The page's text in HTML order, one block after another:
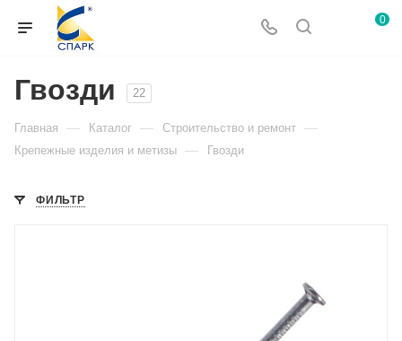
0
Гвозди 22
Главная — Каталог — Строительство и ремонт —
Крепежные изделия и метизы — Гвозди
ФИЛЬТР